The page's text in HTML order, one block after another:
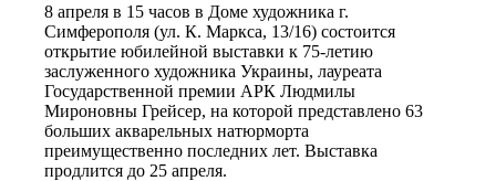
8 апреля в 15 часов в Доме художника г.
Симферополя (ул. К. Маркса, 13/16) состоится
открытие юбилейной выставки к 75-летию
заслуженного художника Украины, лауреата
Государственной премии АРК Людмилы
Мироновны Грейсер, на которой представлено 63
больших акварельных натюрморта
преимущественно последних лет. Выставка
продлится до 25 апреля.